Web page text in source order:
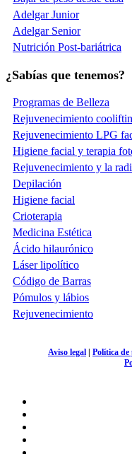
Adelgar Junior
Adelgar Senior
Nutrición Post-bariátrica
¿Sabías que tenemos?
Programas de Belleza
Rejuvenecimiento
Rejuvenecimiento LPG
Higiene facial y terapia
Rejuvenecimiento y la
Depilación
Higiene facial
Crioterapia
Medicina Estética
Ácido hilaurónico
Láser lipolítico
Código de Barras
Pómulos y lábios
Rejuvenecimiento
Aviso legal | Política